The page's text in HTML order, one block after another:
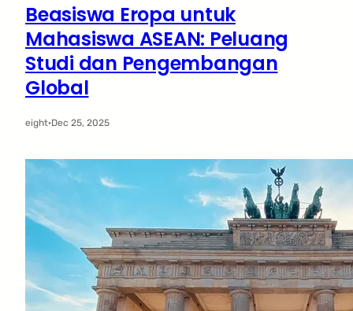
Beasiswa Eropa untuk
Mahasiswa ASEAN: Peluang
Studi dan Pengembangan
Global
eight·Dec 25, 2025